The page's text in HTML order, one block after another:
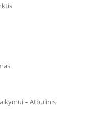
– Atbulinis